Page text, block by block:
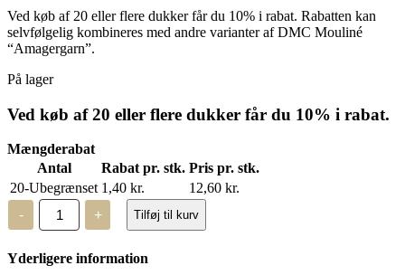
Ved køb af 20 eller flere dukker får du 10% i rabat. Rabatten kan
selvfølgelig kombineres med andre varianter af DMC Mouliné
“Amagergarn”.
På lager
Ved køb af 20 eller flere dukker får du 10% i rabat.
Mængderabat
Antal
Rabat pr. stk. Pris pr. stk.
20-Ubegrænset 1,40 kr. 12,60 kr.
-
DMC
Mouliné,
“Amagergarn”
20
+ Tilføj til kurv
Yderligere information